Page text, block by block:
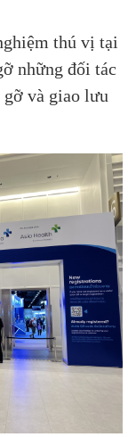
thú vị tại
những đối tác
gỡ và giao lưu